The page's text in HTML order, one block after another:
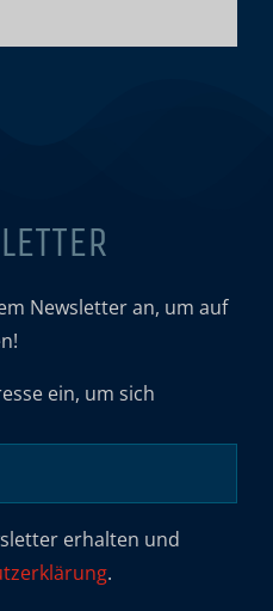
Newsletter an, um auf
ein, um sich
erhalten und
.